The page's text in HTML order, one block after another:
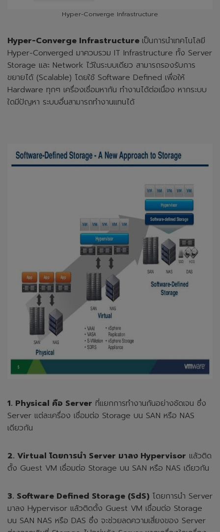
Hyper-Converge Infrastructure
Hyper-Converge Infrastructure เป็นการนำเทคโนโลยี
Hyper-Converged มาควบรวม IT Infrastructure ทั้ง Server
Storage และ Network ไว้ในระบบเดียว สามารถรองรับการ
ขยายได้ (Scalable) โดยใช้ Software Defined เพื่อให้
Hardware ทุกๆ เครื่องเชื่อมหากัน ทำงานได้ต่อเนื่อง หากระบบ
ใดมีปัญหา ระบบอื่นสามารถทำงานแทนได้
1. Physical คือ Server ที่แยกการทำงานกันอย่างชัดเจน ซึ่ง
Server แต่ละเครื่อง เชื่อมต่อ Storage บน SAN หรือ NAS
เดียวกัน
2. Virtual โดยการนำ Server มาลง Hypervisor แล้วติด
ตั้ง Guest VM เชื่อมต่อ Storage บน SAN หรือ NAS เดียวกัน
3. Software Defined Storage (SdS) โดยการนำ Server
มาลง Hypervisor แล้วติดตั้ง Guest VM เชื่อมต่อ Storage
บน SAN NAS หรือ DAS ซึ่ง จะช่วยลดความเสี่ยงของ Server